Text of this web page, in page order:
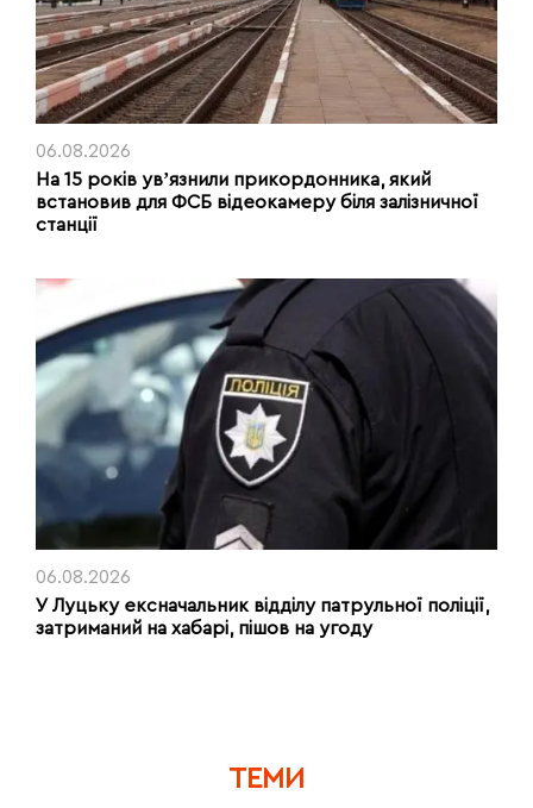
06.08.2026
На 15 років увʼязнили прикордонника, який
встановив для ФСБ відеокамеру біля залізничної
станції
06.08.2026
У Луцьку ексначальник відділу патрульної поліції,
затриманий на хабарі, пішов на угоду
ТЕМИ